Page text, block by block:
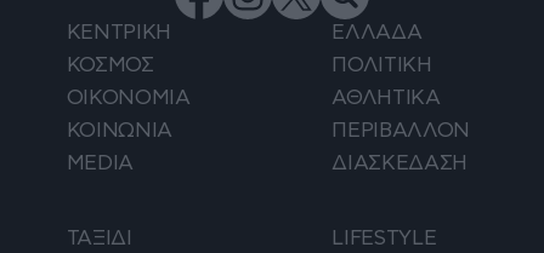
ΚΕΝΤΡΙΚΗ
ΕΛΛΑΔΑ
ΚΟΣΜΟΣ
ΠΟΛΙΤΙΚΗ
ΟΙΚΟΝΟΜΙΑ
ΑΘΛΗΤΙΚΑ
ΚΟΙΝΩΝΙΑ
ΠΕΡΙΒΑΛΛΟΝ
MEDIA
ΔΙΑΣΚΕΔΑΣΗ
ΤΑΞΙΔΙ LIFESTYLE